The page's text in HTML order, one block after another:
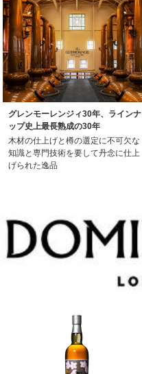
グレンモーレンジィ30年、ラインナ
ップ史上最長熟成の30年
木材の仕上げと樽の選定に不可欠な
知識と専門技術を要して丹念に仕上
げられた逸品